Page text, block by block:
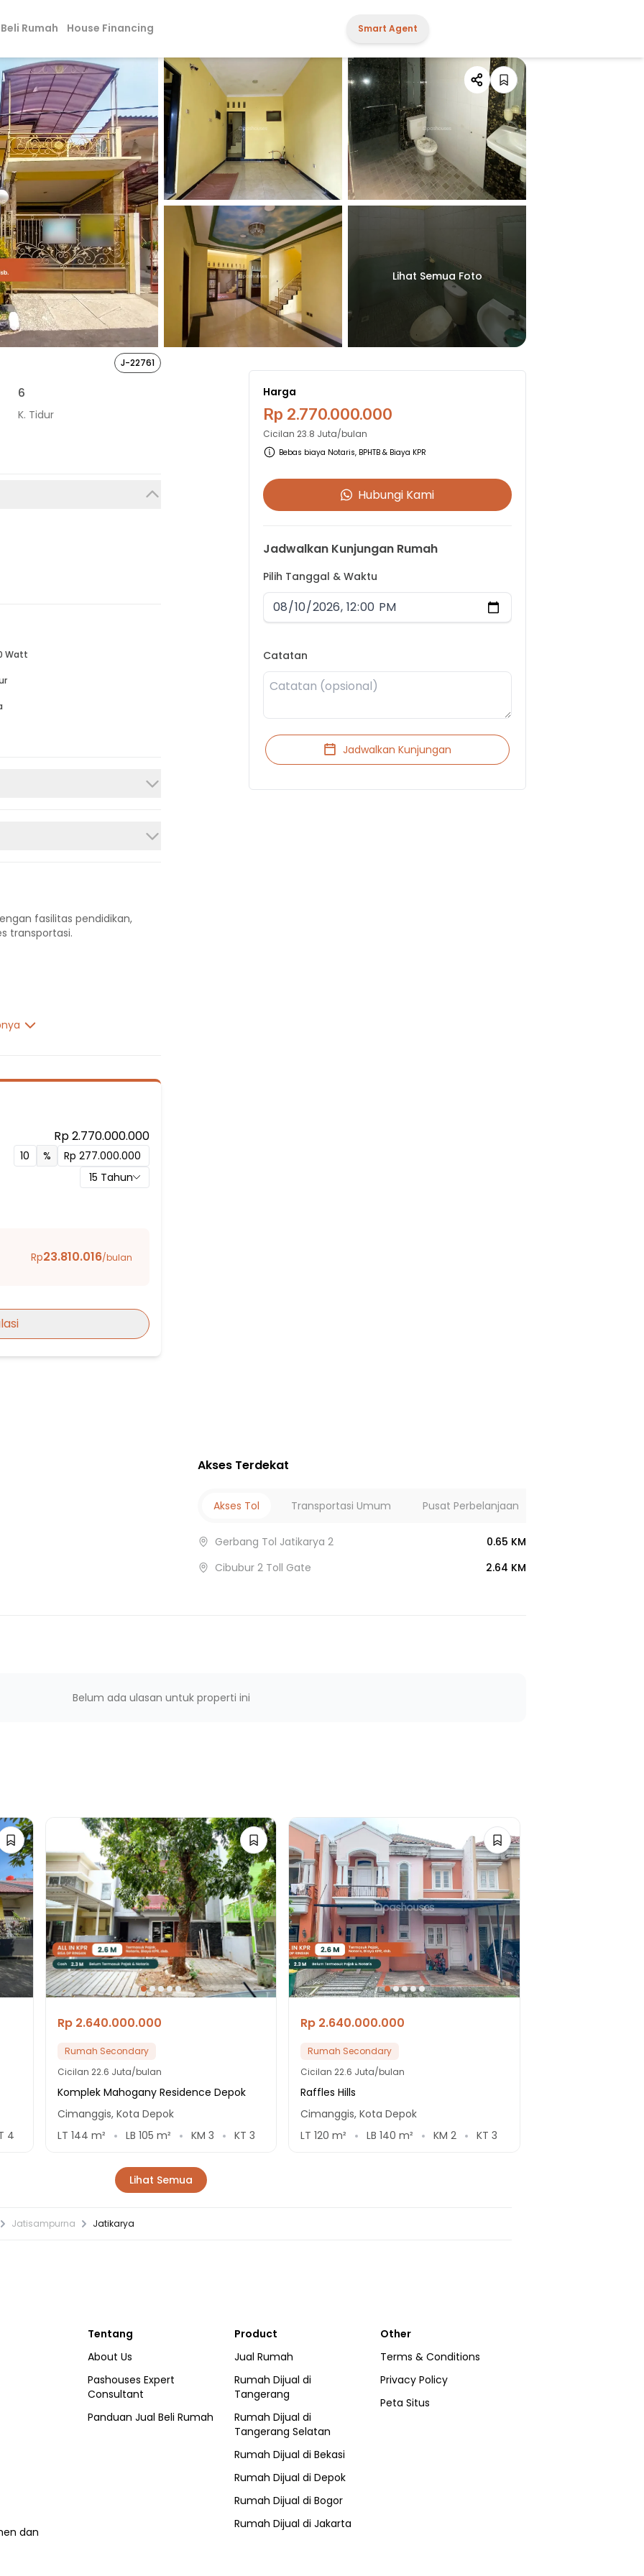
Beli Rumah House Financing Smart Agent
Lihat Semua Foto
J-22761
6
K. Tidur
Watt
fasilitas pendidikan,
transportasi.
Rp 2.770.000.000
%
15 Tahun
Rp23.810.016/bulan
Harga
Rp 2.770.000.000
Cicilan 23.8 Juta/bulan
Bebas biaya Notaris, BPHTB & Biaya KPR
Hubungi Kami
Jadwalkan Kunjungan Rumah
Pilih Tanggal & Waktu
Catatan
Jadwalkan Kunjungan
Akses Terdekat
Akses Tol Transportasi Umum Pusat Perbelanjaan
Gerbang Tol Jatikarya 2
0.65 KM
Cibubur 2 Toll Gate
2.64 KM
Belum ada ulasan untuk properti ini
4
Rp 2.640.000.000
Rumah Secondary
Cicilan 22.6 Juta/bulan
Komplek Mahogany Residence Depok
Cimanggis, Kota Depok
LT 144 m² LB 105 m² KM 3 KT 3
Rp 2.640.000.000
Rumah Secondary
Cicilan 22.6 Juta/bulan
Raffles Hills
Cimanggis, Kota Depok
LT120 m² LB140 m² KM2 KT3
Lihat Semua
Jatisampurna Jatikarya
dan
Tentang
About Us
Pashouses Expert
Consultant
Panduan Jual Beli Rumah
Product
Jual Rumah
Rumah Dijual di
Tangerang
Rumah Dijual di
Tangerang Selatan
Rumah Dijual di Bekasi
Rumah Dijual di Depok
Rumah Dijual di Bogor
Rumah Dijual di Jakarta
Other
Terms & Conditions
Privacy Policy
Peta Situs